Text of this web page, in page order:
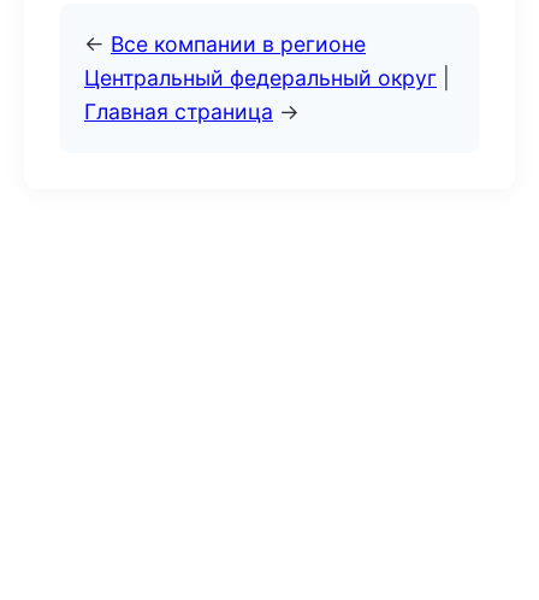
← Все компании в регионе
Центральный федеральный округ
Главная страница →